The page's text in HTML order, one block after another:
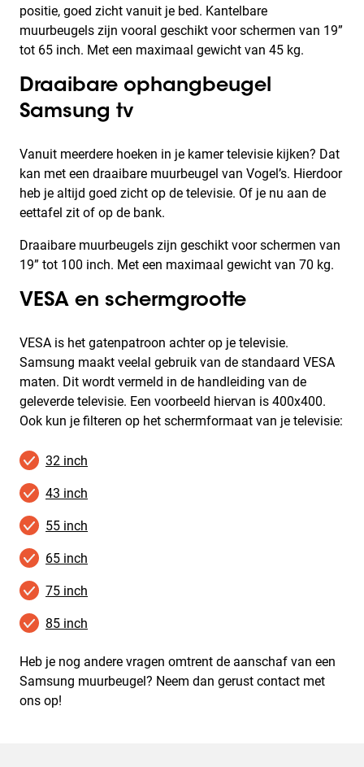
positie, goed zicht vanuit je bed. Kantelbare
muurbeugels zijn vooral geschikt voor schermen van 19”
tot 65 inch. Met een maximaal gewicht van 45 kg.
Draaibare ophangbeugel
Samsung tv
Vanuit meerdere hoeken in je kamer televisie kijken? Dat
kan met een draaibare muurbeugel van Vogel’s. Hierdoor
heb je altijd goed zicht op de televisie. Of je nu aan de
eettafel zit of op de bank.
Draaibare muurbeugels zijn geschikt voor schermen van
19” tot 100 inch. Met een maximaal gewicht van 70 kg.
VESA en schermgrootte
VESA is het gatenpatroon achter op je televisie.
Samsung maakt veelal gebruik van de standaard VESA
maten. Dit wordt vermeld in de handleiding van de
geleverde televisie. Een voorbeeld hiervan is 400x400.
Ook kun je filteren op het schermformaat van je televisie:
32 inch
43 inch
55 inch
65 inch
75 inch
85 inch
Heb je nog andere vragen omtrent de aanschaf van een
Samsung muurbeugel? Neem dan gerust contact met
ons op!